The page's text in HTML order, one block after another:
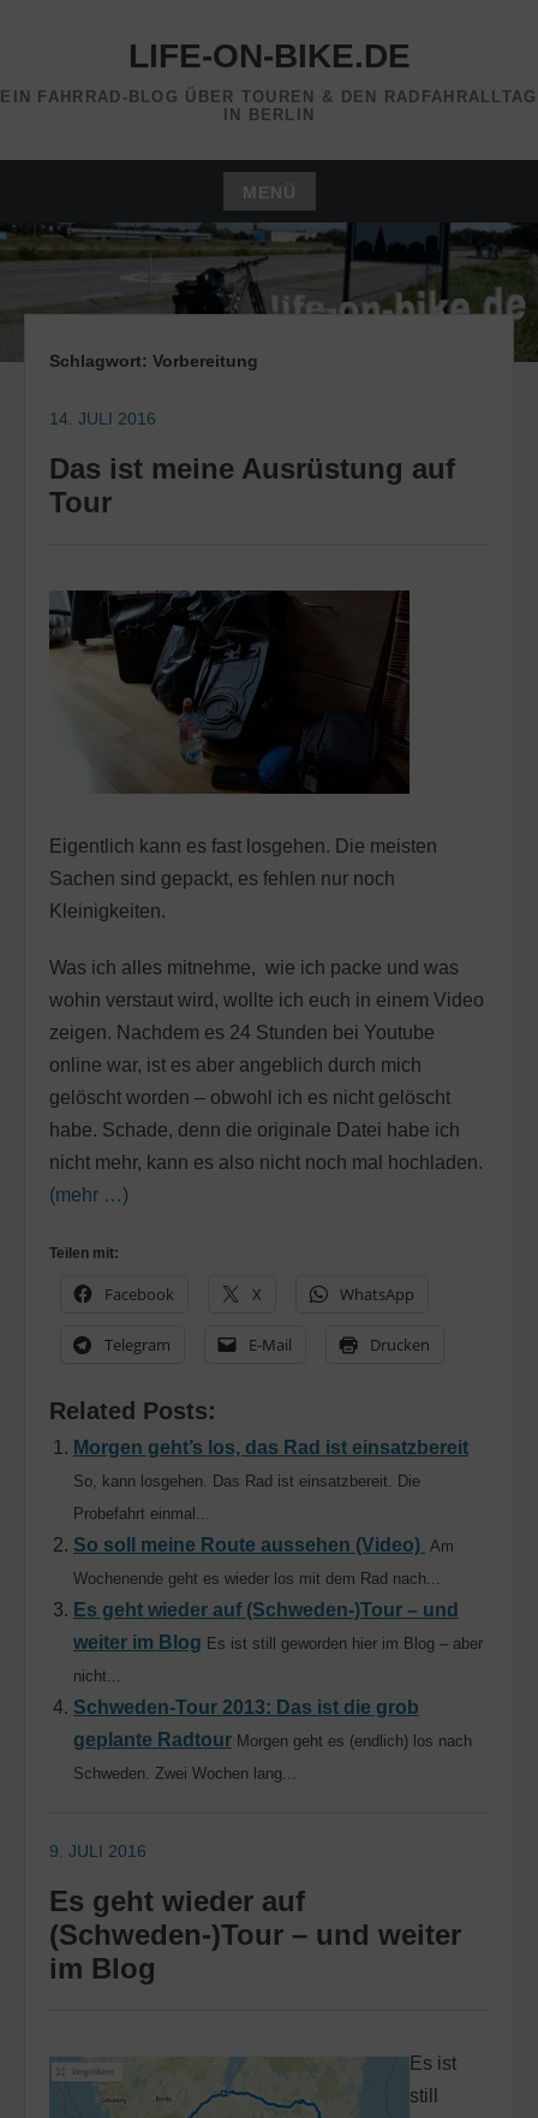
LIFE-ON-BIKE.DE
EIN FAHRRAD-BLOG ÜBER TOUREN & DEN RADFAHRALLTAG
IN BERLIN
MENÜ
Zum
Inhalt
Schlagwort: Vorbereitung
14. JULI 2016
Das ist meine Ausrüstung auf
Tour
Eigentlich kann es fast losgehen. Die meisten
Sachen sind gepackt, es fehlen nur noch
Kleinigkeiten.
Was ich alles mitnehme, wie ich packe und was
wohin verstaut wird, wollte ich euch in einem Video
zeigen. Nachdem es 24 Stunden bei Youtube
online war, ist es aber angeblich durch mich
gelöscht worden – obwohl ich es nicht gelöscht
habe. Schade, denn die originale Datei habe ich
nicht mehr, kann es also nicht noch mal hochladen.
(mehr …)
Teilen mit:
Facebook X WhatsApp
Telegram E-Mail Drucken
Related Posts:
Morgen geht’s los, das Rad ist einsatzbereit
So, kann losgehen. Das Rad ist einsatzbereit. Die
Probefahrt einmal...
So soll meine Route aussehen (Video) Am
Wochenende geht es wieder los mit dem Rad nach...
Es geht wieder auf (Schweden-)Tour – und
weiter im Blog Es ist still geworden hier im Blog – aber
nicht...
Schweden-Tour 2013: Das ist die grob
geplante Radtour Morgen geht es (endlich) los nach
Schweden. Zwei Wochen lang...
9. JULI 2016
Es geht wieder auf
(Schweden-)Tour – und weiter
im Blog
Es ist
still